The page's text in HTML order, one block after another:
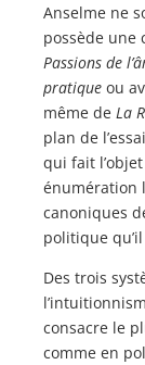
Anselme ne
possède une
Passions de
pratique ou
même de La
plan de
qui fait
énumération
canoniques
politique
Des trois
consacre le
comme en